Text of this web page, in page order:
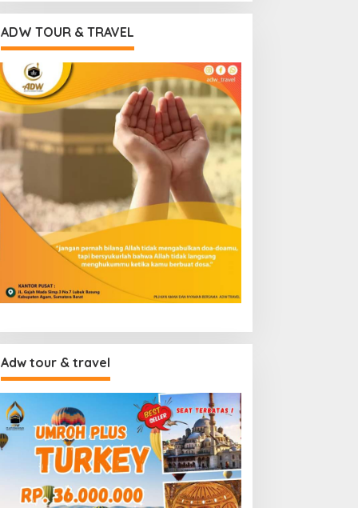
ADW TOUR & TRAVEL
Adw tour & travel